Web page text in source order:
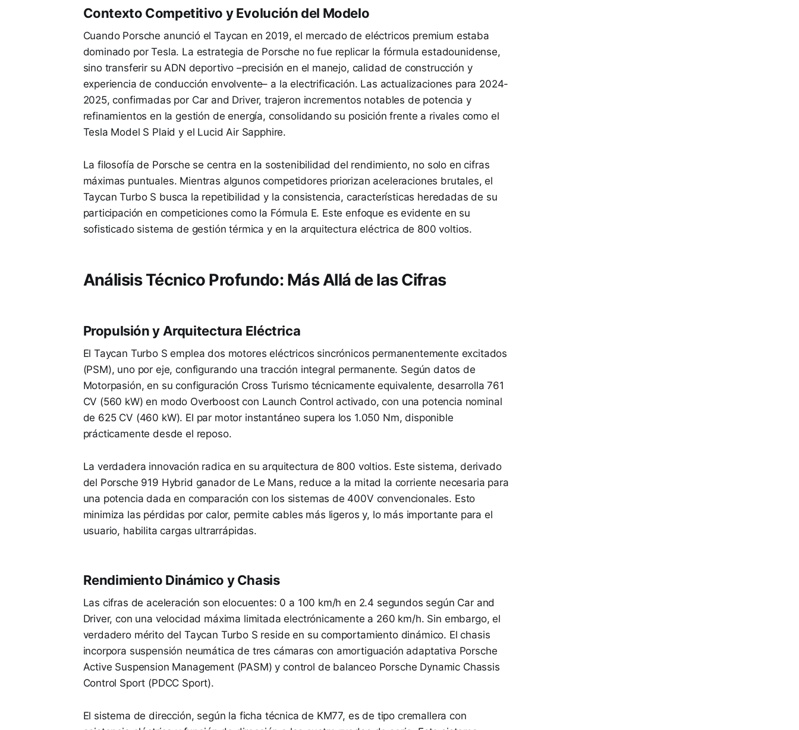
Contexto Competitivo y Evolución del Modelo
Cuando Porsche anunció el Taycan en 2019, el mercado de eléctricos premium estaba
dominado por Tesla. La estrategia de Porsche no fue replicar la fórmula estadounidense,
sino transferir su ADN deportivo –precisión en el manejo, calidad de construcción y
experiencia de conducción envolvente– a la electrificación. Las actualizaciones para 2024-
2025, confirmadas por Car and Driver, trajeron incrementos notables de potencia y
refinamientos en la gestión de energía, consolidando su posición frente a rivales como el
Tesla Model S Plaid y el Lucid Air Sapphire.
La filosofía de Porsche se centra en la sostenibilidad del rendimiento, no solo en cifras
máximas puntuales. Mientras algunos competidores priorizan aceleraciones brutales, el
Taycan Turbo S busca la repetibilidad y la consistencia, características heredadas de su
participación en competiciones como la Fórmula E. Este enfoque es evidente en su
sofisticado sistema de gestión térmica y en la arquitectura eléctrica de 800 voltios.
Análisis Técnico Profundo: Más Allá de las Cifras
Propulsión y Arquitectura Eléctrica
El Taycan Turbo S emplea dos motores eléctricos sincrónicos permanentemente excitados
(PSM), uno por eje, configurando una tracción integral permanente. Según datos de
Motorpasión, en su configuración Cross Turismo técnicamente equivalente, desarrolla 761
CV (560 kW) en modo Overboost con Launch Control activado, con una potencia nominal
de 625 CV (460 kW). El par motor instantáneo supera los 1.050 Nm, disponible
prácticamente desde el reposo.
La verdadera innovación radica en su arquitectura de 800 voltios. Este sistema, derivado
del Porsche 919 Hybrid ganador de Le Mans, reduce a la mitad la corriente necesaria para
una potencia dada en comparación con los sistemas de 400V convencionales. Esto
minimiza las pérdidas por calor, permite cables más ligeros y, lo más importante para el
usuario, habilita cargas ultrarrápidas.
Rendimiento Dinámico y Chasis
Las cifras de aceleración son elocuentes: 0 a 100 km/h en 2.4 segundos según Car and
Driver, con una velocidad máxima limitada electrónicamente a 260 km/h. Sin embargo, el
verdadero mérito del Taycan Turbo S reside en su comportamiento dinámico. El chasis
incorpora suspensión neumática de tres cámaras con amortiguación adaptativa Porsche
Active Suspension Management (PASM) y control de balanceo Porsche Dynamic Chassis
Control Sport (PDCC Sport).
El sistema de dirección, según la ficha técnica de KM77, es de tipo cremallera con